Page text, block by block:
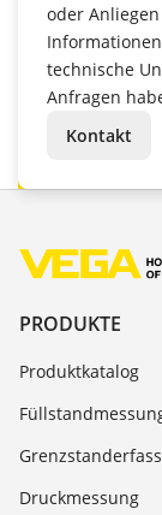
oder
technische
Anfragen
Kontakt
PRODUKTE
Produktkatalog
Druckmessung